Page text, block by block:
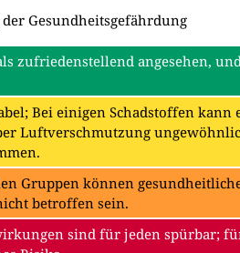
Gesundheitsgefährdung
zufriedenstellend angesehen,
Bei einigen Schadstoffen
Luftverschmutzung
Gruppen können
betroffen sein.
sind für jeden spürbar;